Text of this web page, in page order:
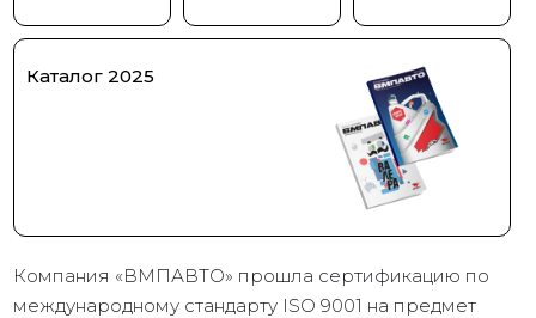
Каталог 2025
Компания «ВМПАВТО» прошла сертификацию по
международному стандарту ISO 9001 на предмет